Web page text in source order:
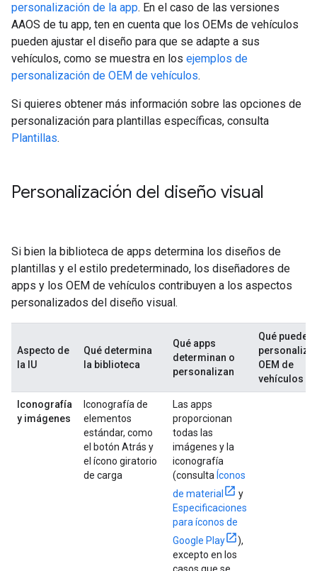
personalización de la app. En el caso de las versiones
AAOS de tu app, ten en cuenta que los OEMs de vehículos
pueden ajustar el diseño para que se adapte a sus
vehículos, como se muestra en los ejemplos de
personalización de OEM de vehículos.
Si quieres obtener más información sobre las opciones de
personalización para plantillas específicas, consulta
Plantillas.
Personalización del diseño visual
Si bien la biblioteca de apps determina los diseños de
plantillas y el estilo predeterminado, los diseñadores de
apps y los OEM de vehículos contribuyen a los aspectos
personalizados del diseño visual.
Aspecto de
la IU
Qué determina
la biblioteca
Qué apps
determinan o
personalizan
Qué pueden
OEM de
vehículos
Iconografía
y imágenes
Iconografía de
elementos
estándar, como
el botón Atrás y
el ícono giratorio
de carga
Las apps
proporcionan
todas las
imágenes y la
iconografía
(consulta Íconos
de material
y
Especificaciones
para íconos de
Google Play
),
excepto en los